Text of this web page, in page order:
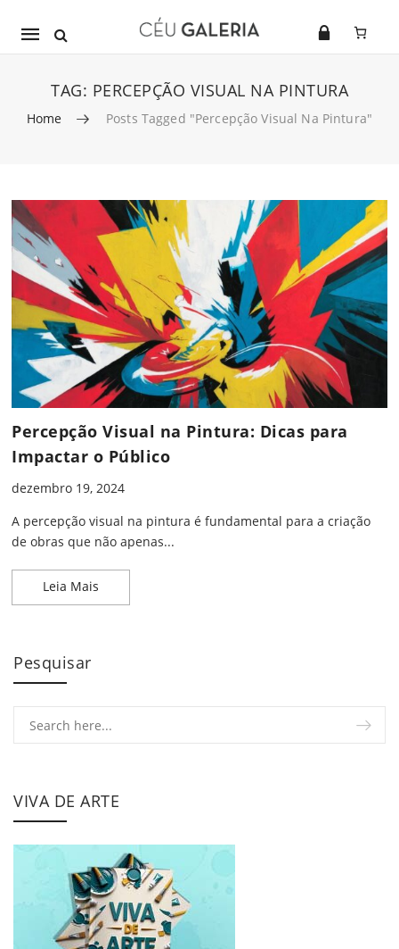
Mobile
TAG: PERCEPÇÃO VISUAL NA PINTURA
Home Posts Tagged "percepção Visual Na Pintura"
Skip to content
Percepção Visual na Pintura: Dicas para
Impactar o Público
dezembro 19, 2024
A percepção visual na pintura é fundamental para a criação
de obras que não apenas...
Leia Mais
Pesquisar
VIVA DE ARTE